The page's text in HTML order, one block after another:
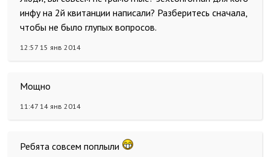
инфу на 2й квитанции написали? Разберитесь сначала,
чтобы не было глупых вопросов.
12:57 15 янв 2014
Мощно
11:47 14 янв 2014
Ребята совсем поплыли